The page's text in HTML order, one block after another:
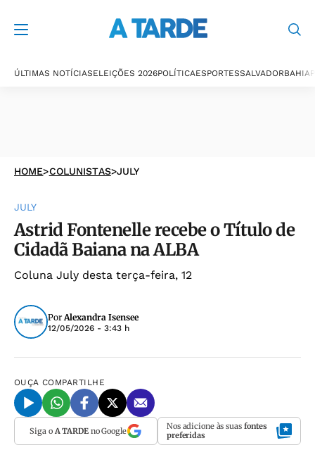
ÚLTIMAS NOTÍCIASELEIÇÕES 2026POLÍTICAESPORTESSALVADORBAHIA
HOME>COLUNISTAS>JULY
JULY
Astrid Fontenelle recebe o Título de
Cidadã Baiana na ALBA
Coluna July desta terça-feira, 12
PorAlexandra Isensee
12/05/2026 - 3:43 h
OUÇA COMPARTILHE
Siga o A TARDEno Google Nos adicione às suas fontes
preferidas